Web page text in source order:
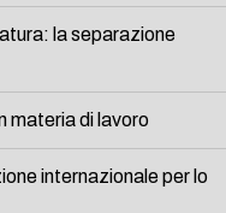
la separazione
materia di lavoro
internazionale per lo